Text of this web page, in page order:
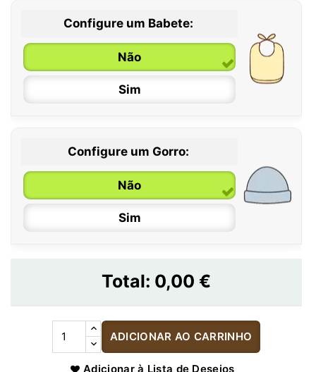
Configure um Babete:
Não
Sim
Configure um Gorro:
Não
Sim
Total: 0,00 €
ADICIONAR AO CARRINHO
Adicionar à Lista de Desejos